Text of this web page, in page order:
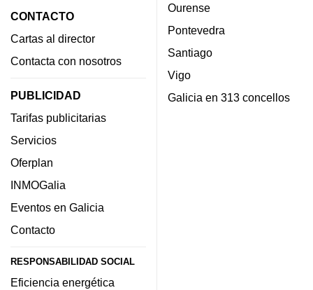
CONTACTO
Cartas al director
Contacta con nosotros
PUBLICIDAD
Tarifas publicitarias
Servicios
Oferplan
INMOGalia
Eventos en Galicia
Contacto
RESPONSABILIDAD SOCIAL
Eficiencia energética
Ourense
Pontevedra
Santiago
Vigo
Galicia en 313 concellos